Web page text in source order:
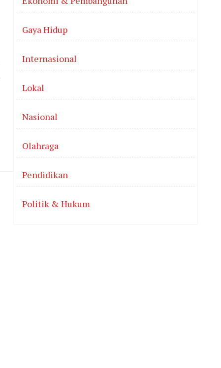
Gaya Hidup
Internasional
Lokal
Nasional
Olahraga
Pendidikan
Politik & Hukum